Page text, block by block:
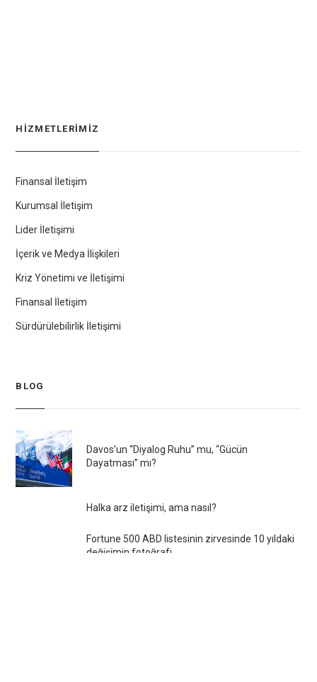
HIZMETLERIMIZ
Finansal İletişim
Kurumsal İletişim
Lider İletişimi
İçerik ve Medya İlişkileri
Kriz Yönetimi ve İletişimi
Finansal İletişim
Sürdürülebilirlik İletişimi
BLOG
Davos’un “Diyalog Ruhu” mu, “Gücün
Dayatması” mı?
Halka arz iletişimi, ama nasıl?
Fortune 500 ABD listesinin zirvesinde 10 yıldaki
değişimin fotoğrafı